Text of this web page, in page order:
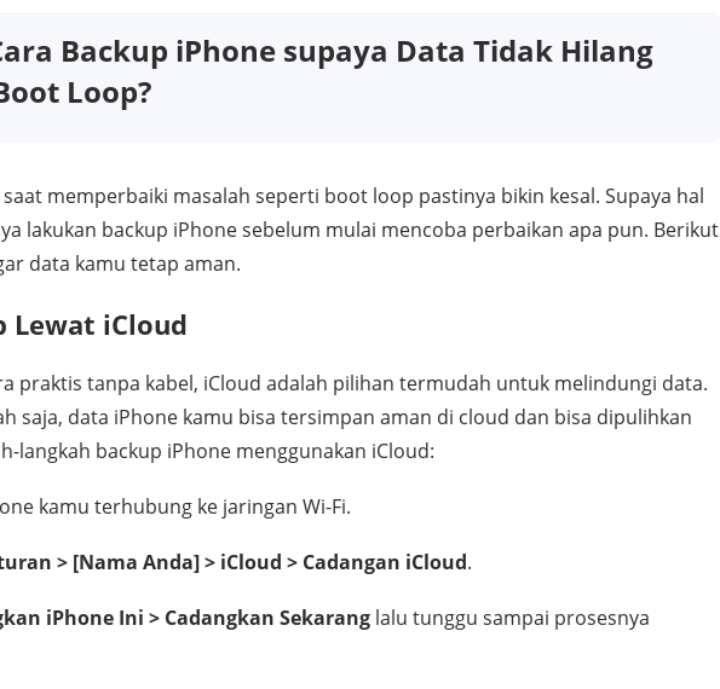
Backup iPhone supaya Data Tidak Hilang
Loop?
memperbaiki masalah seperti boot loop pastinya bikin kesal. Supaya hal
lakukan backup iPhone sebelum mulai mencoba perbaikan apa pun. Berikut
data kamu tetap aman.
Lewat iCloud
praktis tanpa kabel, iCloud adalah pilihan termudah untuk melindungi data.
saja, data iPhone kamu bisa tersimpan aman di cloud dan bisa dipulihkan
langkah backup iPhone menggunakan iCloud:
kamu terhubung ke jaringan Wi-Fi.
> [Nama Anda] > iCloud > Cadangan iCloud.
iPhone Ini > Cadangkan Sekarang lalu tunggu sampai prosesnya